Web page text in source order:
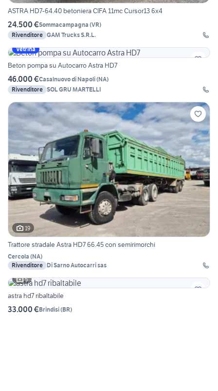
ASTRA HD7-64.40 betoniera CIFA 11mc Cursor13 6x4
24.500 €Sommacampagna (VR)
Rivenditore GAM Trucks S.R.L.
Vetrina
Beton pompa su Autocarro Astra HD7
46.000 €Casalnuovo di Napoli(NA)
Rivenditore SOL GRU MARTELLI
19
Trattore stradale Astra HD7 66.45 con semirimorchi
Cercola (NA)
Rivenditore Di Sarno Autocarri sas
5
astra hd7 ribaltabile
33.000 €Brindisi(BR)